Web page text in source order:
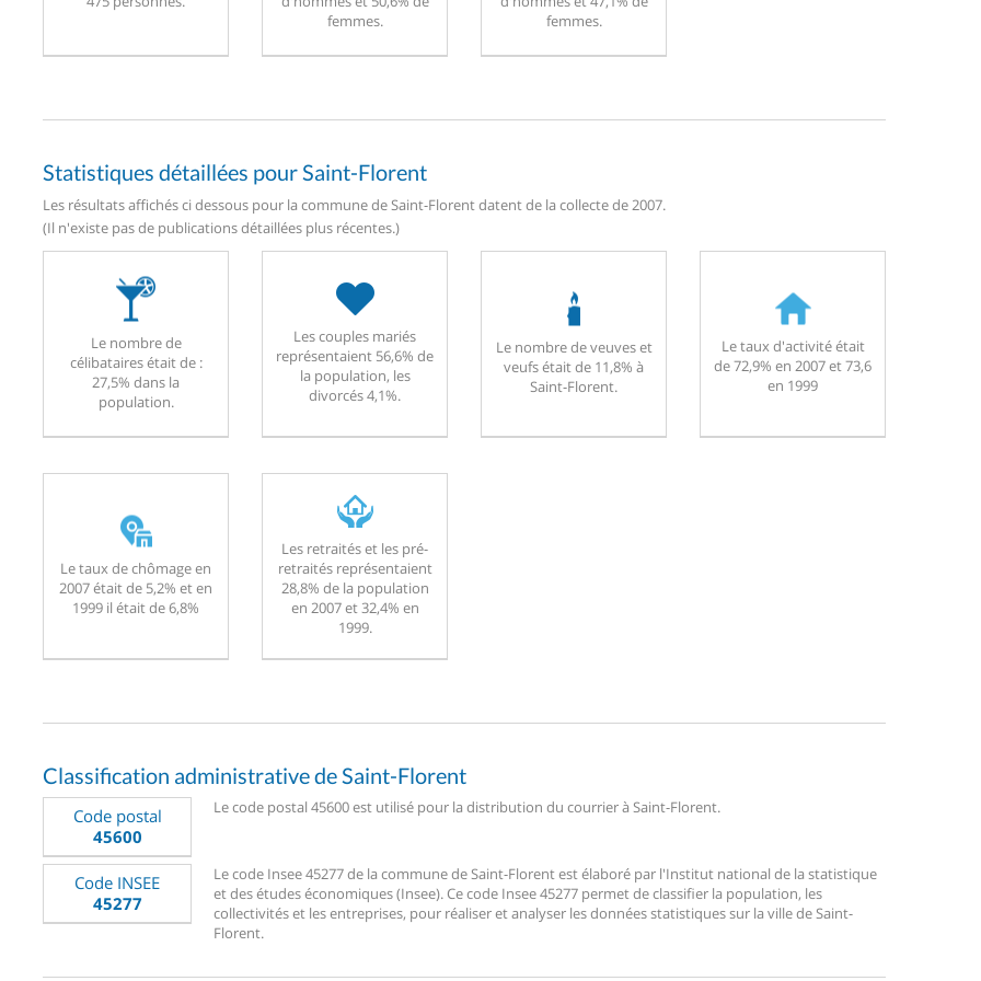
femmes.
femmes.
Statistiques détaillées pour Saint-Florent
Les résultats affichés ci dessous pour la commune de Saint-Florent datent de la collecte de 2007.
(Il n'existe pas de publications détaillées plus récentes.)
Le nombre de
célibataires était de :
27,5% dans la
population.
Les couples mariés
représentaient 56,6% de
la population, les
divorcés 4,1%.
Le nombre de veuves et
veufs était de 11,8% à
Saint-Florent.
Le taux d'activité était
de 72,9% en 2007 et 73,6
en 1999
Le taux de chômage en
2007 était de 5,2% et en
1999 il était de 6,8%
Les retraités et les pré-
retraités représentaient
28,8% de la population
en 2007 et 32,4% en
1999.
Classification administrative de Saint-Florent
Code postal
45600
Le code postal 45600 est utilisé pour la distribution du courrier à Saint-Florent.
Code INSEE
45277
Le code Insee 45277 de la commune de Saint-Florent est élaboré par l'Institut national de la statistique
et des études économiques (Insee). Ce code Insee 45277 permet de classifier la population, les
collectivités et les entreprises, pour réaliser et analyser les données statistiques sur la ville de Saint-
Florent.